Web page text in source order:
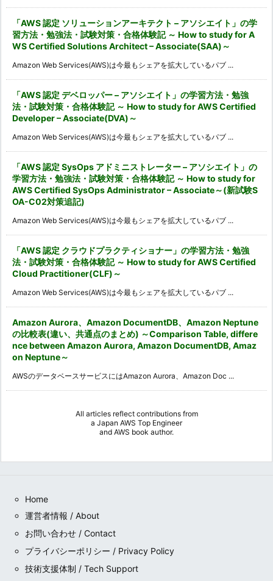
「AWS 認定 ソリューションアーキテクト – アソシエイト」の学
習方法・勉強法・試験対策・合格体験記 ～ How to study for A
WS Certified Solutions Architect – Associate(SAA)～
Amazon Web Services(AWS)は今最もシェアを拡大しているパブ ...
「AWS 認定 デベロッパー – アソシエイト」の学習方法・勉強
法・試験対策・合格体験記 ～ How to study for AWS Certified
Developer – Associate(DVA)～
Amazon Web Services(AWS)は今最もシェアを拡大しているパブ ...
「AWS 認定 SysOps アドミニストレーター – アソシエイト」の
学習方法・勉強法・試験対策・合格体験記 ～ How to study for
AWS Certified SysOps Administrator – Associate～(新試験S
OA-C02対策追記)
Amazon Web Services(AWS)は今最もシェアを拡大しているパブ ...
「AWS 認定 クラウドプラクティショナー」の学習方法・勉強
法・試験対策・合格体験記 ～ How to study for AWS Certified
Cloud Practitioner(CLF)～
Amazon Web Services(AWS)は今最もシェアを拡大しているパブ ...
Amazon Aurora、Amazon DocumentDB、Amazon Neptune
の比較表(違い、共通点のまとめ) ～Comparison Table, differe
nce between Amazon Aurora, Amazon DocumentDB, Amaz
on Neptune～
AWSのデータベースサービスにはAmazon Aurora、Amazon Doc ...
All articles reflect contributions from
a Japan AWS Top Engineer
and AWS book author.
Home
運営者情報 / About
お問い合わせ / Contact
プライバシーポリシー / Privacy Policy
技術支援体制 / Tech Support